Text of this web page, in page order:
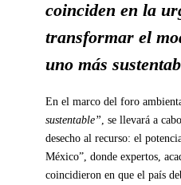
coinciden en la
transformar el
uno más
En el marco del foro
sustentable” , se llevará a
desecho al recurso: el
México”, donde expertos,
coincidieron en que el país